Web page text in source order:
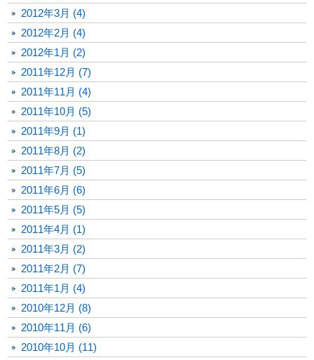
2012年3月 (4)
2012年2月 (4)
2012年1月 (2)
2011年12月 (7)
2011年11月 (4)
2011年10月 (5)
2011年9月 (1)
2011年8月 (2)
2011年7月 (5)
2011年6月 (6)
2011年5月 (5)
2011年4月 (1)
2011年3月 (2)
2011年2月 (7)
2011年1月 (4)
2010年12月 (8)
2010年11月 (6)
2010年10月 (11)